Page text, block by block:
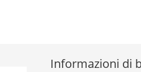
Informazioni di